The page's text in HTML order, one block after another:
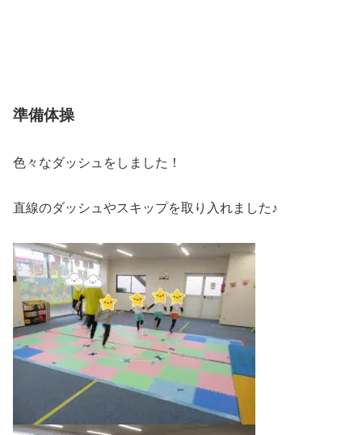
準備体操
色々なダッシュをしました！
直線のダッシュやスキップを取り入れました♪